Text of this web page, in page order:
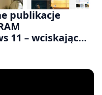
publikacje
11 – wciskając
z 8 GB RAM po